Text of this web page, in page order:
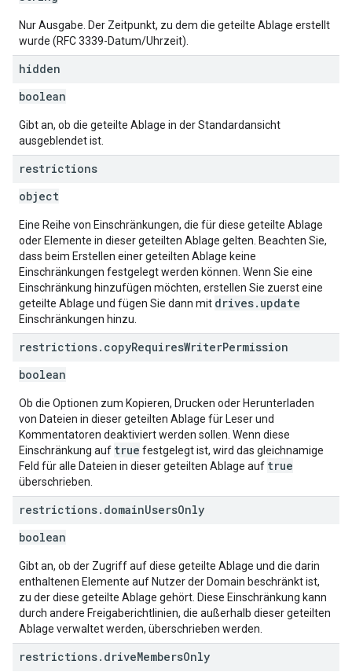
Nur Ausgabe. Der Zeitpunkt, zu dem die geteilte Ablage erstellt
wurde (RFC 3339-Datum/Uhrzeit).
hidden
boolean
Gibt an, ob die geteilte Ablage in der Standardansicht
ausgeblendet ist.
restrictions
object
Eine Reihe von Einschränkungen, die für diese geteilte Ablage
oder Elemente in dieser geteilten Ablage gelten. Beachten Sie,
dass beim Erstellen einer geteilten Ablage keine
Einschränkungen festgelegt werden können. Wenn Sie eine
Einschränkung hinzufügen möchten, erstellen Sie zuerst eine
geteilte Ablage und fügen Sie dann mit drives.update
Einschränkungen hinzu.
restrictions. copyRequiresWriterPermission
boolean
Ob die Optionen zum Kopieren, Drucken oder Herunterladen
von Dateien in dieser geteilten Ablage für Leser und
Kommentatoren deaktiviert werden sollen. Wenn diese
Einschränkung auf true festgelegt ist, wird das gleichnamige
Feld für alle Dateien in dieser geteilten Ablage auf true
überschrieben.
restrictions. domainUsersOnly
boolean
Gibt an, ob der Zugriff auf diese geteilte Ablage und die darin
enthaltenen Elemente auf Nutzer der Domain beschränkt ist,
zu der diese geteilte Ablage gehört. Diese Einschränkung kann
durch andere Freigaberichtlinien, die außerhalb dieser geteilten
Ablage verwaltet werden, überschrieben werden.
restrictions. driveMembersOnly